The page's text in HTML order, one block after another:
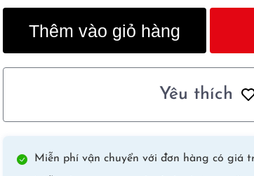
Sultan
quantity
Thêm vào giỏ hàng
Yêu thích
Miễn phí vận chuyển với đơn hàng có giá